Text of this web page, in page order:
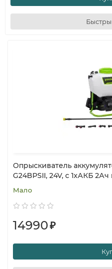
Опрыскиватель
G24BPSII, 24V, c 1хАКБ
Мало
14990₽